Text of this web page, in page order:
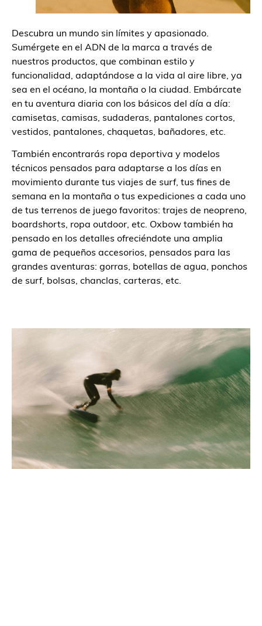
Descubra un mundo sin límites y apasionado.
Sumérgete en el ADN de la marca a través de
nuestros productos, que combinan estilo y
funcionalidad, adaptándose a la vida al aire libre, ya
sea en el océano, la montaña o la ciudad. Embárcate
en tu aventura diaria con los básicos del día a día:
camisetas, camisas, sudaderas, pantalones cortos,
vestidos, pantalones, chaquetas, bañadores, etc.
También encontrarás ropa deportiva y modelos
técnicos pensados para adaptarse a los días en
movimiento durante tus viajes de surf, tus fines de
semana en la montaña o tus expediciones a cada uno
de tus terrenos de juego favoritos: trajes de neopreno,
boardshorts, ropa outdoor, etc. Oxbow también ha
pensado en los detalles ofreciéndote una amplia
gama de pequeños accesorios, pensados para las
grandes aventuras: gorras, botellas de agua, ponchos
de surf, bolsas, chanclas, carteras, etc.